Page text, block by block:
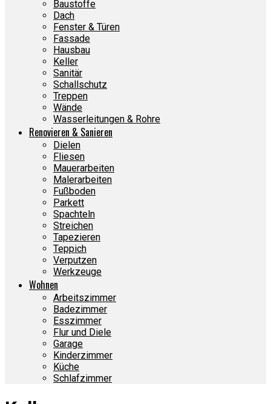
Baustoffe
Dach
Fenster & Türen
Fassade
Hausbau
Keller
Sanitär
Schallschutz
Treppen
Wände
Wasserleitungen & Rohre
Renovieren & Sanieren
Dielen
Fliesen
Mauerarbeiten
Malerarbeiten
Fußboden
Parkett
Spachteln
Streichen
Tapezieren
Teppich
Verputzen
Werkzeuge
Wohnen
Arbeitszimmer
Badezimmer
Esszimmer
Flur und Diele
Garage
Kinderzimmer
Küche
Schlafzimmer